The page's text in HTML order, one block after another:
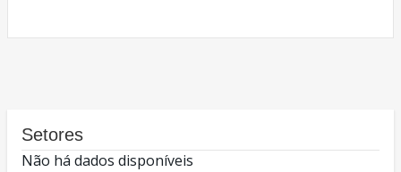
Setores
Não há dados disponíveis